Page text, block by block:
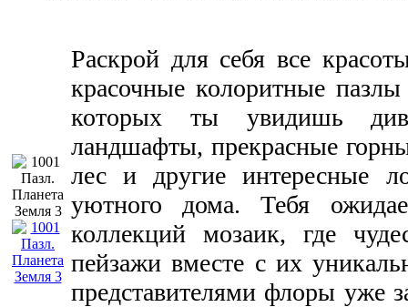
Раскрой для себя все
красочные колоритные
которых ты увидишь
ландшафты, прекрасные
лес и другие интересные
уютного дома. Тебя
коллекций мозаик, где
пейзажи вместе с их
представителями флоры уже